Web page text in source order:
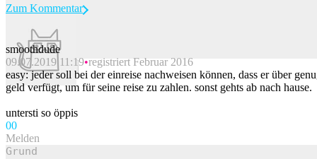
Beitrag melden
Zum Kommentar
smoothdude
09.07.2019 11:19 registriert Februar 2016
easy: jeder soll bei der einreise nachweisen können, dass er über
geld verfügt, um für seine reise zu zahlen. sonst gehts ab nach hause.
untersti so öppis
00
Melden